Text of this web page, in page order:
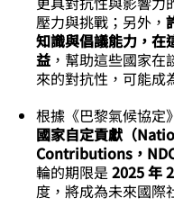
壓力與挑戰；另外，
知識與倡議能力，在
益 ，幫助這些國家
來的對抗性，可能成
根據《巴黎氣候協定
國家自定貢獻（
Contributions，NDC
輪的期限是 2025 年
度，將成為未來國際